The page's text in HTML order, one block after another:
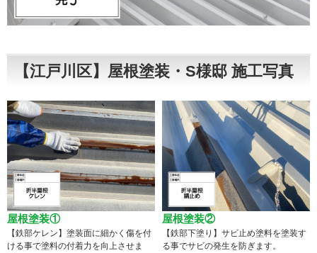
【江戸川区】屋根塗装・S様邸 施工写真
屋根塗装①
【鉄部ケレン】塗装面に細かく傷を付
ける事で塗料の付着力を向上させま
屋根塗装②
【鉄部下塗り】サビ止め塗料を塗装す
る事でサビの発生を防ぎます。